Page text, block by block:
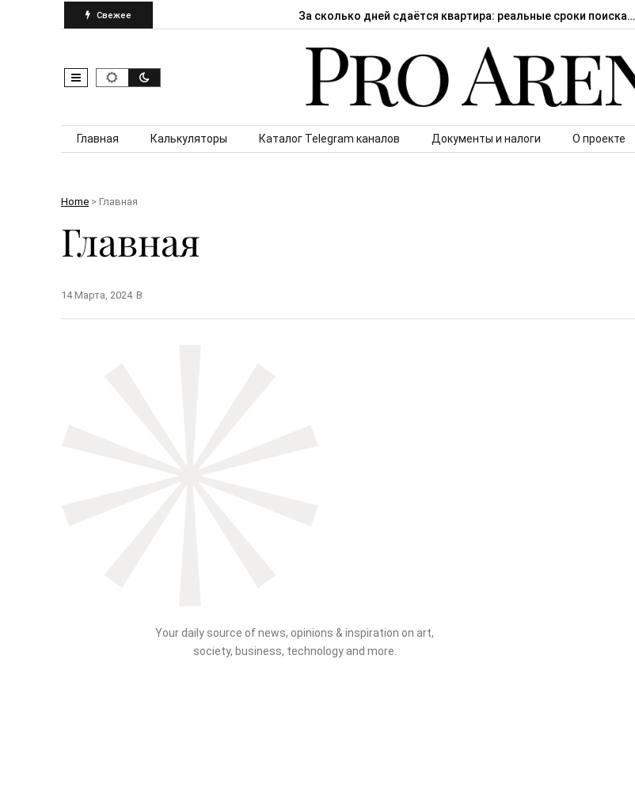
Свежее За сколько дней сдаётся квартира: реальные сроки поиска…
Skip to content
Главная Калькуляторы Каталог Telegram каналов Документы и налоги О проекте
Home > Главная
Главная
В
14 Марта, 2024
Your daily source of news, opinions & inspiration on art,
society, business, technology and more.